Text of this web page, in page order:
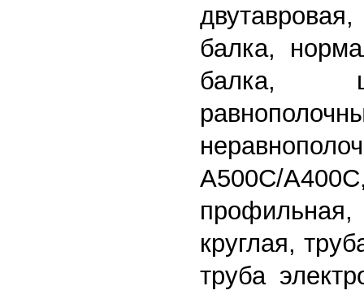
балка,
балка,
А500С/
круглая,
труба